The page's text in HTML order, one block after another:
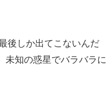
後しか出てこないんだ
未知の惑星でバラバラに